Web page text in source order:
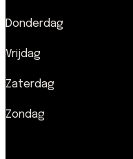
Donderdag
Vrijdag
Zaterdag
Zondag